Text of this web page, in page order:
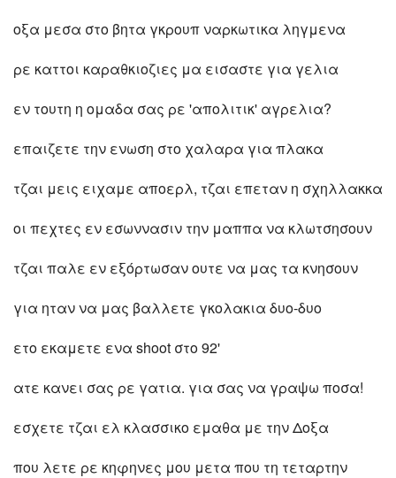
οξα μεσα στο βητα γκρουπ ναρκωτικα ληγμενα
ρε καττοι καραθκιοζιες μα εισαστε για γελια
εν τουτη η ομαδα σας ρε 'απολιτικ' αγρελια?
επαιζετε την ενωση στο χαλαρα για πλακα
τζαι μεις ειχαμε αποερλ, τζαι επεταν η σχηλλακκα
οι πεχτες εν εσωννασιν την μαππα να κλωτσησουν
τζαι παλε εν εξόρτωσαν ουτε να μας τα κνησουν
για ηταν να μας βαλλετε γκολακια δυο-δυο
ετο εκαμετε ενα shoot στο 92'
ατε κανει σας ρε γατια. για σας να γραψω ποσα!
εσχετε τζαι ελ κλασσικο εμαθα με την Δοξα
που λετε ρε κηφηνες μου μετα που τη τεταρτην